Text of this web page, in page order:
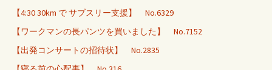
【4:30 30km で サブスリー支援】 No.6329
【ワークマンの長パンツを買いました】 No.7152
【出発コンサートの招待状】 No.2835